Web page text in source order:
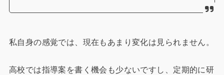
私自身の感覚では、現在もあまり変化は見られません。
高校では指導案を書く機会も少ないですし、定期的に研